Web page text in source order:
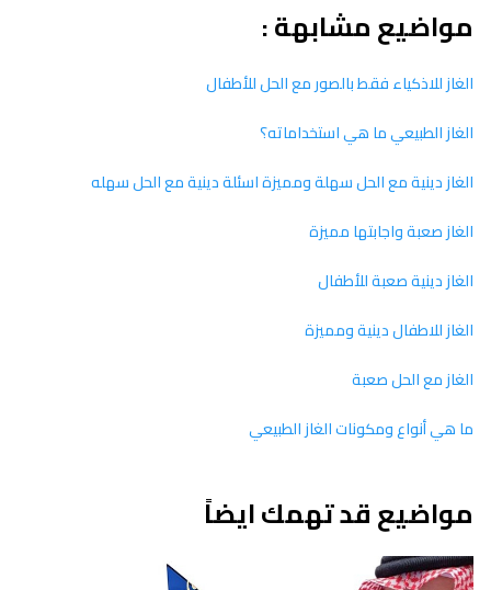
مواضيع مشابهة :
الغاز للاذكياء فقط بالصور مع الحل للأطفال
الغاز الطبيعي ما هي استخداماته؟
الغاز دينية مع الحل سهلة ومميزة اسئلة دينية مع الحل سهله
الغاز صعبة واجابتها مميزة
الغاز دينية صعبة للأطفال
الغاز للاطفال دينية ومميزة
الغاز مع الحل صعبة
ما هي أنواع ومكونات الغاز الطبيعي
مواضيع قد تهمك ايضاً